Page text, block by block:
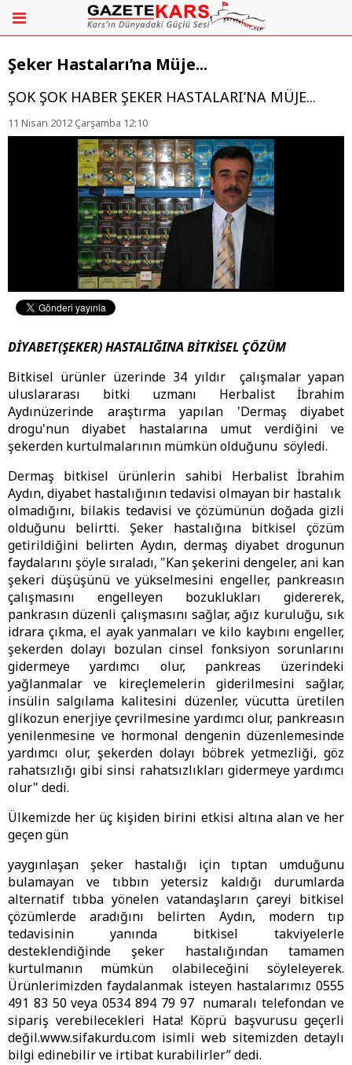
Şeker Hastaları’na Müje...
ŞOK ŞOK HABER ŞEKER HASTALARI’NA MÜJE...
11 Nisan 2012 Çarşamba 12:10
DİYABET(ŞEKER) HASTALIĞINA BİTKİSEL ÇÖZÜM
Bitkisel ürünler üzerinde 34 yıldır çalışmalar yapan
uluslararası bitki uzmanı Herbalist İbrahim
Aydınüzerinde araştırma yapılan 'Dermaş diyabet
drogu'nun diyabet hastalarına umut verdiğini ve
şekerden kurtulmalarının mümkün olduğunu söyledi.
Dermaş bitkisel ürünlerin sahibi Herbalist İbrahim
Aydın, diyabet hastalığının tedavisi olmayan bir hastalık
olmadığını, bilakis tedavisi ve çözümünün doğada gizli
olduğunu belirtti. Şeker hastalığına bitkisel çözüm
getirildiğini belirten Aydın, dermaş diyabet drogunun
faydalarını şöyle sıraladı, "Kan şekerini dengeler, ani kan
şekeri düşüşünü ve yükselmesini engeller, pankreasın
çalışmasını engelleyen bozuklukları gidererek,
pankrasın düzenli çalışmasını sağlar, ağız kuruluğu, sık
idrara çıkma, el ayak yanmaları ve kilo kaybını engeller,
şekerden dolayı bozulan cinsel fonksiyon sorunlarını
gidermeye yardımcı olur, pankreas üzerindeki
yağlanmalar ve kireçlemelerin giderilmesini sağlar,
insülin salgılama kalitesini düzenler, vücutta üretilen
glikozun enerjiye çevrilmesine yardımcı olur, pankreasın
yenilenmesine ve hormonal dengenin düzenlemesinde
yardımcı olur, şekerden dolayı böbrek yetmezliği, göz
rahatsızlığı gibi sinsi rahatsızlıkları gidermeye yardımcı
olur" dedi.
Ülkemizde her üç kişiden birini etkisi altına alan ve her
geçen gün
yaygınlaşan şeker hastalığı için tıptan umduğunu
bulamayan ve tıbbın yetersiz kaldığı durumlarda
alternatif tıbba yönelen vatandaşların çareyi bitkisel
çözümlerde aradığını belirten Aydın, modern tıp
tedavisinin yanında bitkisel takviyelerle
desteklendiğinde şeker hastalığından tamamen
kurtulmanın mümkün olabileceğini söyleleyerek.
Ürünlerimizden faydalanmak isteyen hastalarımız 0555
491 83 50 veya 0534 894 79 97 numaralı telefondan ve
sipariş verebilecekleri Hata! Köprü başvurusu geçerli
değil.www.sifakurdu.com isimli web sitemizden detaylı
bilgi edinebilir ve irtibat kurabilirler” dedi.